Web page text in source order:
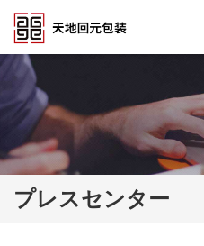
プレスセンター